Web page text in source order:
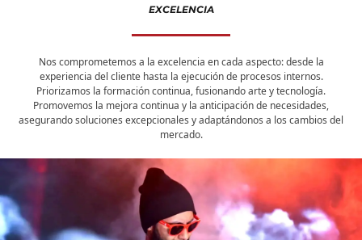
EXCELENCIA
Nos comprometemos a la excelencia en cada aspecto: desde la
experiencia del cliente hasta la ejecución de procesos internos.
Priorizamos la formación continua, fusionando arte y tecnología.
Promovemos la mejora continua y la anticipación de necesidades,
asegurando soluciones excepcionales y adaptándonos a los cambios del
mercado.